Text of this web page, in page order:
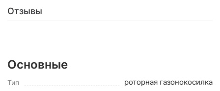
Отзывы
Основные
Тип роторная газонокосилка